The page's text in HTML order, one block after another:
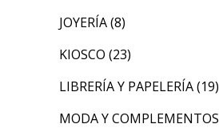
JOYERÍA(8)
KIOSCO (23)
LIBRERÍA Y PAPELERÍA(19)
MODA Y COMPLEMENTOS